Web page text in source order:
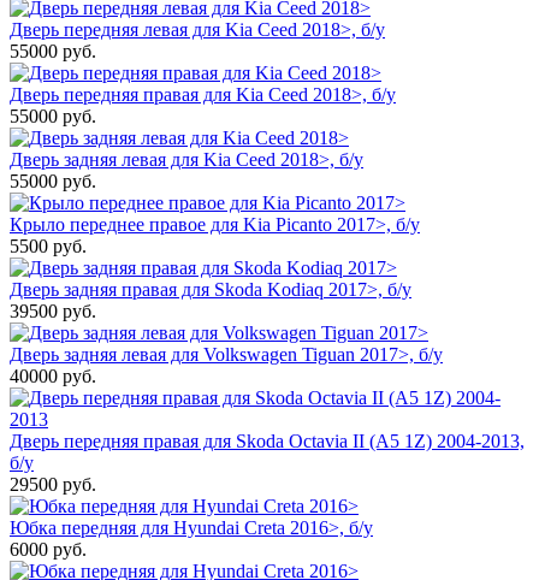
Дверь передняя левая для Kia Ceed 2018>, б/у
55000 руб.
Дверь передняя правая для Kia Ceed 2018>, б/у
55000 руб.
Дверь задняя левая для Kia Ceed 2018>, б/у
55000 руб.
Крыло переднее правое для Kia Picanto 2017>, б/у
5500 руб.
Дверь задняя правая для Skoda Kodiaq 2017>, б/у
39500 руб.
Дверь задняя левая для Volkswagen Tiguan 2017>, б/у
40000 руб.
Дверь передняя правая для Skoda Octavia II (A5 1Z) 2004-2013,
б/у
29500 руб.
Юбка передняя для Hyundai Creta 2016>, б/у
6000 руб.